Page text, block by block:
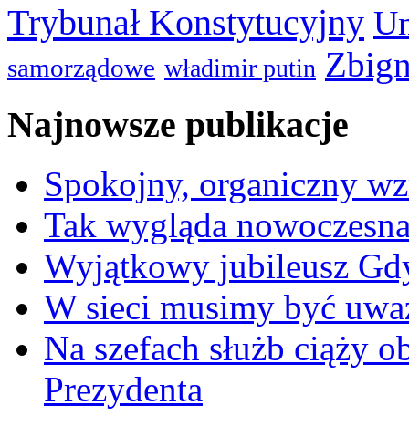
Trybunał Konstytucyjny
samorządowe władimir putin
Najnowsze publikacje
Spokojny, organiczny
Tak wygląda
Wyjątkowy jubileusz
W sieci musimy być
Na szefach służb ciąży
Prezydenta